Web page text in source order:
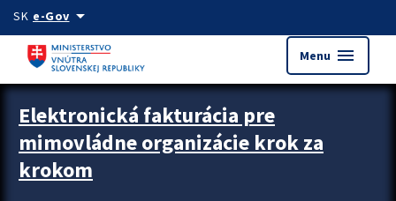
Preskocit na hlavný obsah
SK e-Govarrow_drop_down
Menu menu
Zastavit automatický posun upútavok
Elektronická fakturácia pre
mimovládne organizácie krok za
krokom